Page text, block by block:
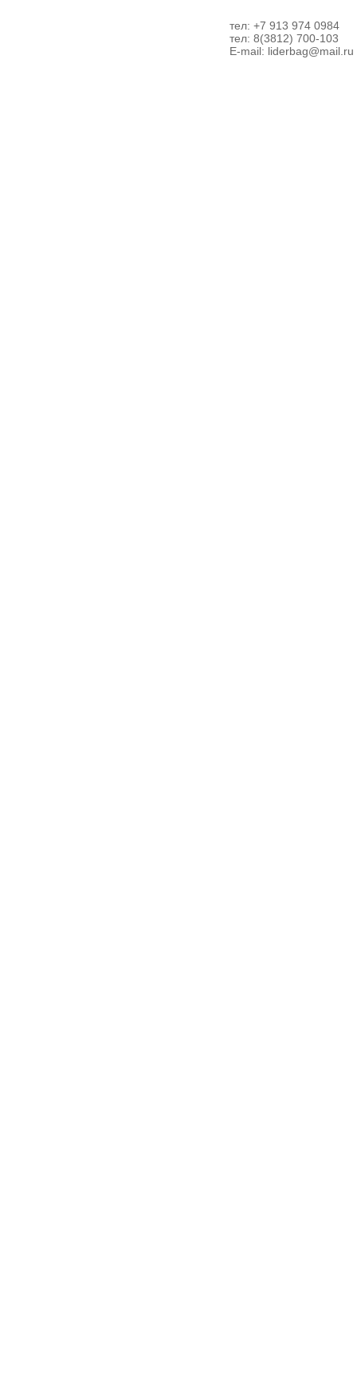
тел: +7 913 974 0984
тел: 8(3812) 700-103
E-mail: liderbag@mail.ru